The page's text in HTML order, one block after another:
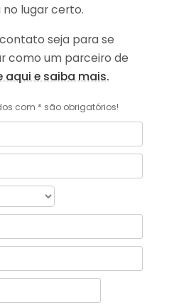
lugar certo.
seja para se
como um parceiro de
aqui e saiba mais.